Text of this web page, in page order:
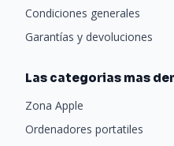
Condiciones generales
Garantías y devoluciones
Las categorias mas
Zona Apple
Ordenadores portatiles